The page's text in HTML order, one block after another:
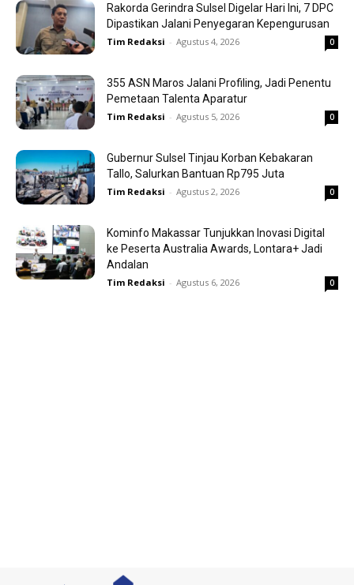
Rakorda Gerindra Sulsel Digelar Hari Ini, 7 DPC
Dipastikan Jalani Penyegaran Kepengurusan
Tim Redaksi - Agustus 4, 2026 0
355 ASN Maros Jalani Profiling, Jadi Penentu
Pemetaan Talenta Aparatur
Tim Redaksi - Agustus 5, 2026 0
Gubernur Sulsel Tinjau Korban Kebakaran
Tallo, Salurkan Bantuan Rp795 Juta
Tim Redaksi - Agustus 2, 2026 0
Kominfo Makassar Tunjukkan Inovasi Digital
ke Peserta Australia Awards, Lontara+ Jadi
Andalan
Tim Redaksi - Agustus 6, 2026 0